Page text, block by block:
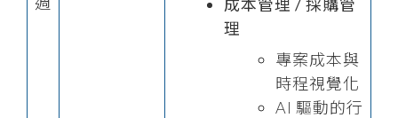
成本管理 / 採購管
理
專案成本與
時程視覺化
AI 驅動的行